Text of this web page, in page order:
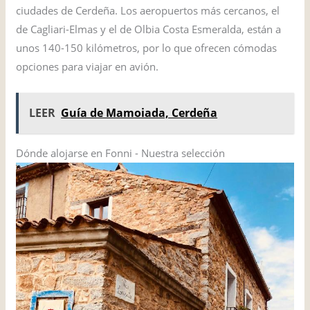
ciudades de Cerdeña. Los aeropuertos más cercanos, el
de Cagliari-Elmas y el de Olbia Costa Esmeralda, están a
unos 140-150 kilómetros, por lo que ofrecen cómodas
opciones para viajar en avión.
LEER Guía de Mamoiada, Cerdeña
Dónde alojarse en Fonni - Nuestra selección